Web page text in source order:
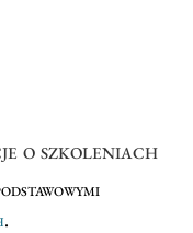
o szkoleniach
.